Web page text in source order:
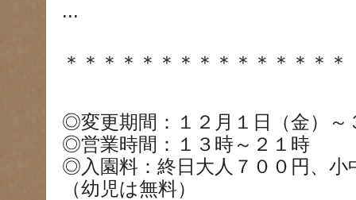
...
＊＊＊＊＊＊＊＊＊＊＊＊＊＊＊
◎変更期間：１２月１日（金）～
◎営業時間：１３時～２１時
◎入園料：終日大人７００円、小
（幼児は無料）